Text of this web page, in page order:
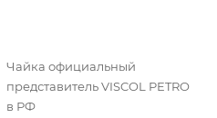
Чайка официальный
представитель VISCOL PETRO
в РФ